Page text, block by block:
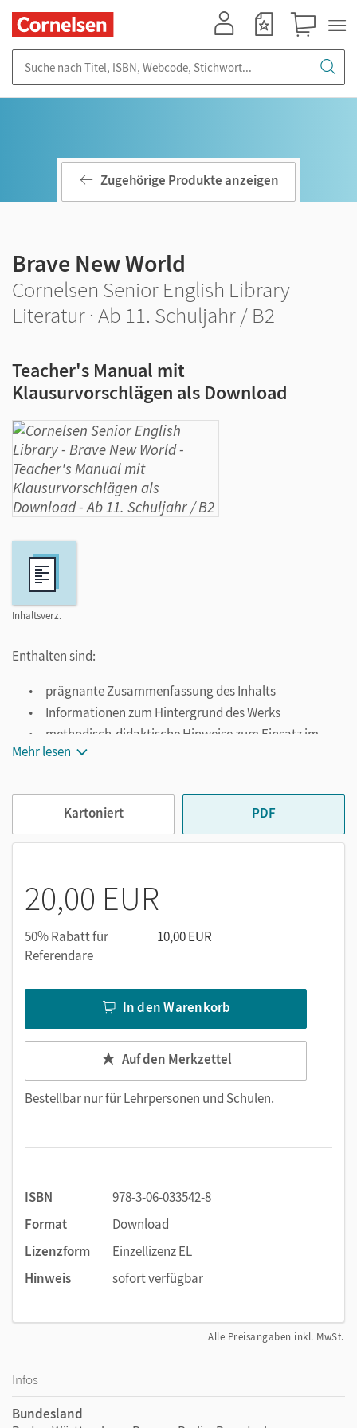
Inhaltsverz.
Zugehörige Produkte anzeigen
Brave New World
Cornelsen Senior English Library
Literatur · Ab 11. Schuljahr / B2
Teacher's Manual mit
Klausurvorschlägen als Download
Enthalten sind:
prägnante Zusammenfassung des Inhalts
Informationen zum Hintergrund des Werks
methodisch-didaktische Hinweise zum Einsatz im
Unterricht
Kompetenzbereichen
Kopiervorlagen
Vorschläge zur Leistungsmessung
Mehr lesen
Kartoniert PDF
20,00 EUR
50% Rabatt für
Referendare
10,00 EUR
In den Warenkorb
Auf den Merkzettel
Bestellbar nur fürLehrpersonen und Schulen.
ISBN
978-3-06-033542-8
Format
Download
Lizenzform
Einzellizenz EL
Hinweis
sofort verfügbar
Alle Preisangaben inkl. MwSt.
Infos
Bundesland